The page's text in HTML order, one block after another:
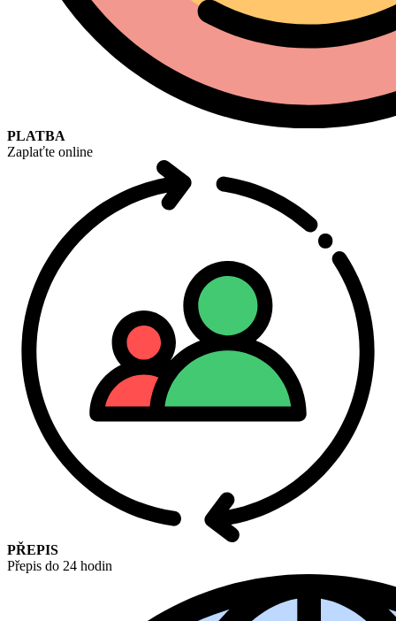
PLATBA
Zaplaťte online
PŘEPIS
Přepis do 24 hodin